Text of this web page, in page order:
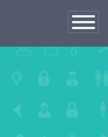
Toggle